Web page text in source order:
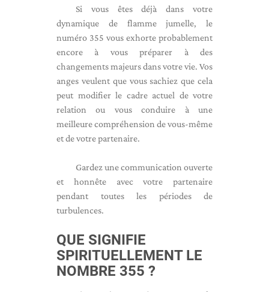
Si vous êtes déjà dans votre
dynamique de flamme jumelle, le
numéro 355 vous exhorte probablement
encore à vous préparer à des
changements majeurs dans votre vie. Vos
anges veulent que vous sachiez que cela
peut modifier le cadre actuel de votre
relation ou vous conduire à une
meilleure compréhension de vous-même
et de votre partenaire.
Gardez une communication ouverte
et honnête avec votre partenaire
pendant toutes les périodes de
turbulences.
QUE SIGNIFIE
SPIRITUELLEMENT LE
NOMBRE 355 ?